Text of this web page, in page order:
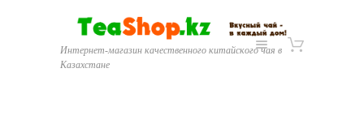
Интернет-магазин качественного китайского чая в
Казахстане